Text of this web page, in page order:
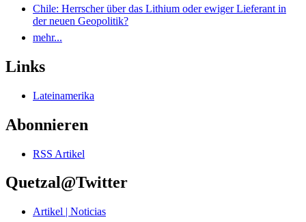
Chile: Herrscher über das Lithium oder ewiger Lieferant in
der neuen Geopolitik?
mehr...
Links
Lateinamerika
Abonnieren
RSS Artikel
Quetzal@Twitter
Artikel | Noticias